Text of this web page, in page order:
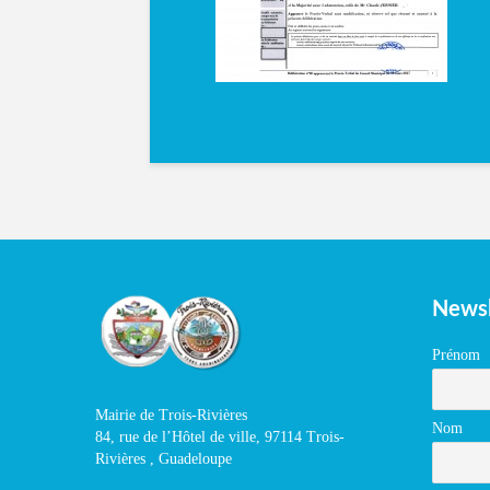
Mairie de Trois-Rivières
84, rue de l’Hôtel de ville, 97114 Trois-
Rivières , Guadeloupe
Prénom
Nom